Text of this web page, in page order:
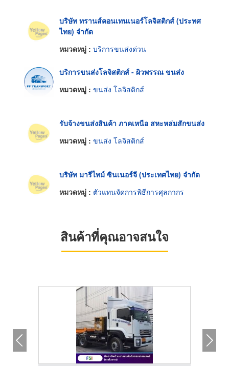
บริษัท ทรานส์คอนเทนเนอร์โลจิสติกส์ (ประทศ
ไทย) จำกัด
หมวดหมู่ : บริการขนส่งด่วน
บริการขนส่งโลจิสติกส์ - ผิวพรรณ ขนส่ง
หมวดหมู่ : ขนส่ง โลจิสติกส์
รับจ้างขนส่งสินค้า ภาคเหนือ สหะหล่มสักขนส่ง
หมวดหมู่ : ขนส่ง โลจิสติกส์
บริษัท มารีไทม์ ซินเนอร์จี (ประเทศไทย) จำกัด
หมวดหมู่ : ตัวแทนจัดการพิธีการศุลกากร
สินค้าที่คุณอาจสนใจ